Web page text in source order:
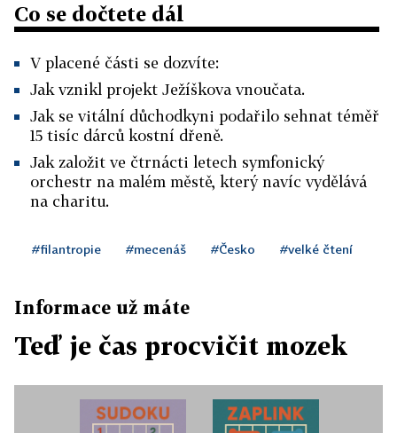
Co se dočtete dál
V placené části se dozvíte:
Jak vznikl projekt Ježíškova vnoučata.
Jak se vitální důchodkyni podařilo sehnat téměř
15 tisíc dárců kostní dřeně.
Jak založit ve čtrnácti letech symfonický
orchestr na malém městě, který navíc vydělává
na charitu.
#filantropie #mecenáš #Česko #velké čtení
Informace už máte
Teď je čas procvičit mozek